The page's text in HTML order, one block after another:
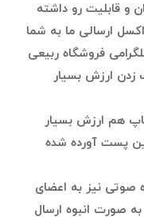
و قابلیت رو داشته
ارسالی ما به شما
فروشگاه ربیعی
زدن ارزش بسیار
هم ارزش بسیار
پست آورده شده
صوتی نیز به اعضای
صورت انبوه ارسال